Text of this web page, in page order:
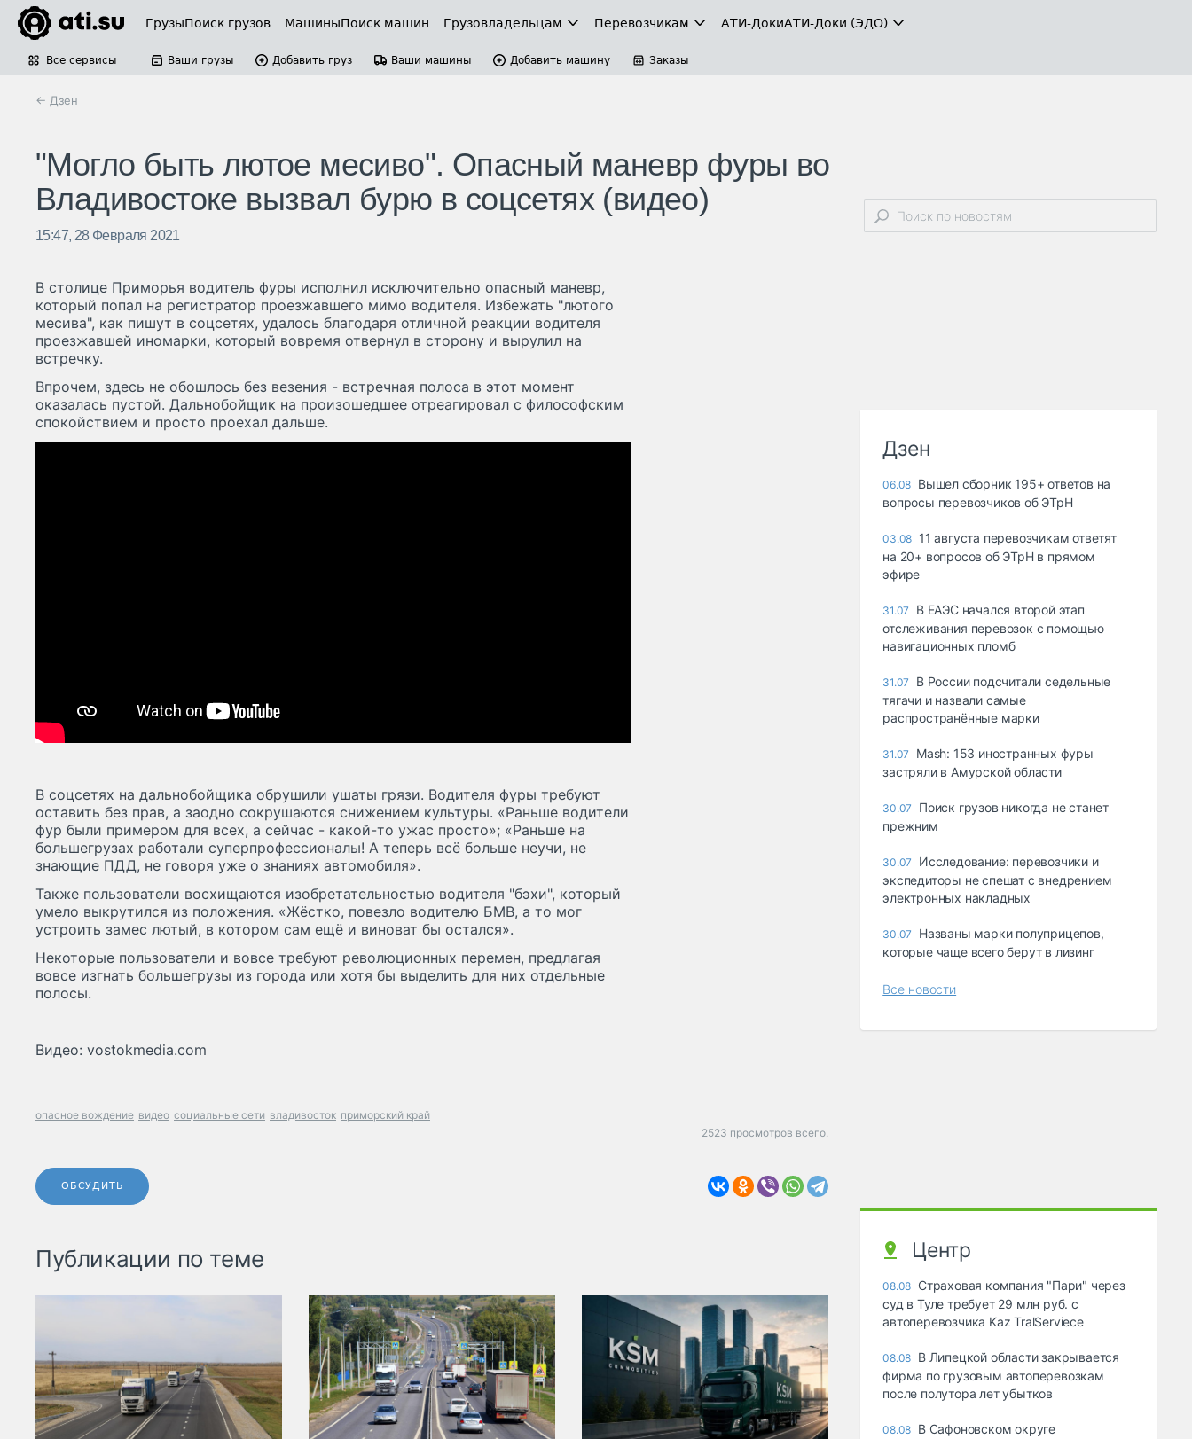
ГрузыПоиск грузов МашиныПоиск машин Грузовладельцам Перевозчикам АТИ-ДокиАТИ-Доки (ЭДО)
Все сервисы Ваши грузы Добавить груз Ваши машины Добавить машину Заказы
← Дзен
"Могло быть лютое месиво". Опасный маневр фуры во
Владивостоке вызвал бурю в соцсетях (видео)
15:47, 28 Февраля 2021
В столице Приморья водитель фуры исполнил исключительно опасный маневр,
который попал на регистратор проезжавшего мимо водителя. Избежать "лютого
месива", как пишут в соцсетях, удалось благодаря отличной реакции водителя
проезжавшей иномарки, который вовремя отвернул в сторону и вырулил на
встречку.
Впрочем, здесь не обошлось без везения - встречная полоса в этот момент
оказалась пустой. Дальнобойщик на произошедшее отреагировал с философским
спокойствием и просто проехал дальше.
В соцсетях на дальнобойщика обрушили ушаты грязи. Водителя фуры требуют
оставить без прав, а заодно сокрушаются снижением культуры. «Раньше водители
фур были примером для всех, а сейчас - какой-то ужас просто»; «Раньше на
большегрузах работали суперпрофессионалы! А теперь всё больше неучи, не
знающие ПДД, не говоря уже о знаниях автомобиля».
Также пользователи восхищаются изобретательностью водителя "бэхи", который
умело выкрутился из положения. «Жёстко, повезло водителю БМВ, а то мог
устроить замес лютый, в котором сам ещё и виноват бы остался».
Некоторые пользователи и вовсе требуют революционных перемен, предлагая
вовсе изгнать большегрузы из города или хотя бы выделить для них отдельные
полосы.
Видео: vostokmedia.com
опасное вождение видео социальные сети владивосток приморский край
2523 просмотров всего.
ОБСУДИТЬ
Публикации по теме
Дзен
06.08 Вышел сборник 195+ ответов на
вопросы перевозчиков об ЭТрН
03.08 11 августа перевозчикам ответят
на 20+ вопросов об ЭТрН в прямом
эфире
31.07
В ЕАЭС начался второй этап
отслеживания перевозок с помощью
навигационных пломб
31.07
В России подсчитали седельные
тягачи и назвали самые
распространённые марки
31.07
Mash: 153 иностранных фуры
застряли в Амурской области
30.07
Поиск грузов никогда не станет
прежним
30.07
Исследование: перевозчики и
экспедиторы не спешат с внедрением
электронных накладных
30.07
Названы марки полуприцепов,
которые чаще всего берут в лизинг
Все новости
Центр
08.08 Страховая компания "Пари" через
суд в Туле требует 29 млн руб. с
автоперевозчика Kaz TralServiece
08.08 В Липецкой области закрывается
фирма по грузовым автоперевозкам
после полутора лет убытков
08.08 В Сафоновском округе